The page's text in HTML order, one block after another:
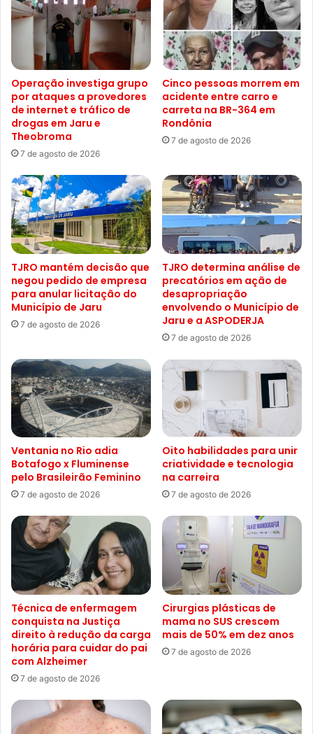
Operação investiga grupo
por ataques a provedores
de internet e tráfico de
drogas em Jaru e
Theobroma
7 de agosto de 2026
Cinco pessoas morrem em
acidente entre carro e
carreta na BR-364 em
Rondônia
7 de agosto de 2026
TJRO mantém decisão que
negou pedido de empresa
para anular licitação do
Município de Jaru
7 de agosto de 2026
TJRO determina análise de
precatórios em ação de
desapropriação
envolvendo o Município de
Jaru e a ASPODERJA
7 de agosto de 2026
Ventania no Rio adia
Botafogo x Fluminense
pelo Brasileirão Feminino
7 de agosto de 2026
Oito habilidades para unir
criatividade e tecnologia
na carreira
7 de agosto de 2026
Técnica de enfermagem
conquista na Justiça
direito à redução da carga
horária para cuidar do pai
com Alzheimer
7 de agosto de 2026
Cirurgias plásticas de
mama no SUS crescem
mais de 50% em dez anos
7 de agosto de 2026